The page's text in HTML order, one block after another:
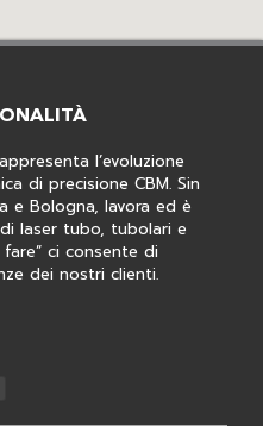
l’evoluzione
di precisione CBM. Sin
e Bologna, lavora ed è
laser tubo, tubolari e
ci consente di
dei nostri clienti.